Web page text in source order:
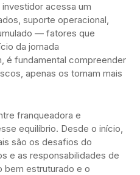
acessa um
suporte operacional,
— fatores que
da jornada
é fundamental compreender
apenas os tornam mais
franqueadora e
equilíbrio. Desde o início,
são os desafios do
e as responsabilidades de
bem estruturado e o